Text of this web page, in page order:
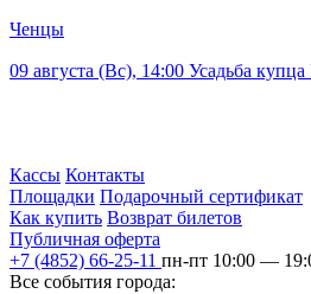
Ченцы
09 августа (Вс), 14:00 Усадьба купца
Кассы Контакты
Площадки Подарочный сертификат
Как купить Возврат билетов
Публичная оферта
+7 (4852) 66-25-11 пн-пт 10:00 —
Все события города: